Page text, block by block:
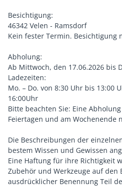
Besichtigung:
46342 Velen - Ramsdorf
Kein fester Termin. Besichtigung
Abholung:
Ab Mittwoch, den 17.06.2026 bis
Ladezeiten:
Mo. – Do. von 8:30 Uhr bis 13:00
16:00Uhr
Bitte beachten Sie: Eine
Feiertagen und am Wochenende
Die Beschreibungen der
bestem Wissen und Gewissen
Eine Haftung für ihre Richtigkeit
Zubehör und Werkzeuge auf
ausdrücklicher Benennung Teil